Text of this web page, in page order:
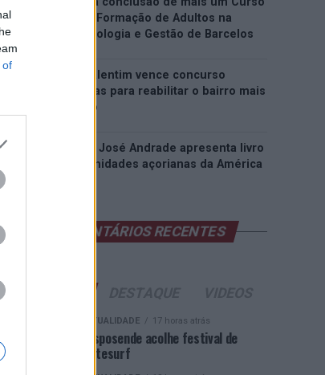
of
de Educação e Formação de Adultos na
Escola de Tecnologia e Gestão de Barcelos
Atelier Nuno Valentim vence concurso
público de ideias para reabilitar o bairro mais
antigo do Porto
Ponta Delgada: José Andrade apresenta livro
sobre as comunidades açorianas da América
COMENTÁRIOS RECENTES
ATUALIDADE 17 horas atrás
Esposende acolhe festival de
kitesurf